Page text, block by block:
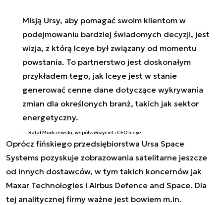
Misją Ursy, aby pomagać swoim klientom w
podejmowaniu bardziej świadomych decyzji, jest
wizja, z którą Iceye był związany od momentu
powstania. To partnerstwo jest doskonałym
przykładem tego, jak Iceye jest w stanie
generować cenne dane dotyczące wykrywania
zmian dla określonych branż, takich jak sektor
energetyczny.
Rafał Modrzewski, współzałożyciel i CEO Iceye
Oprócz fińskiego przedsiębiorstwa Ursa Space
Systems pozyskuje zobrazowania satelitarne jeszcze
od innych dostawców, w tym takich koncernów jak
Maxar Technologies i Airbus Defence and Space. Dla
tej analitycznej firmy ważne jest bowiem m.in.